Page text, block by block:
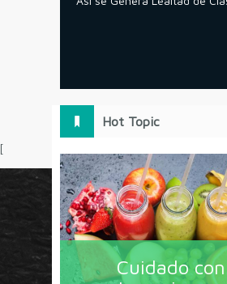
Hot Topic
Cuidado
[
Circulo Marketing concentra lo
herramientas y tendencias con un
y América Latina. La revista